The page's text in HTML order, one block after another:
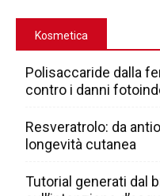
Kosmetica
Polisaccaride dalla
contro i danni
Resveratrolo: da
longevità cutanea
Tutorial generati dal